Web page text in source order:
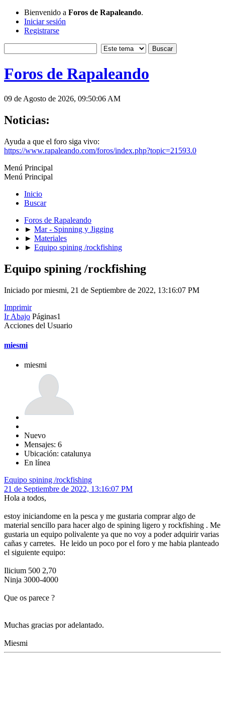
Bienvenido a Foros de Rapaleando.
Iniciar sesión
Registrarse
Foros de Rapaleando
09 de Agosto de 2026, 09:50:06 AM
Noticias:
Ayuda a que el foro siga vivo:
https://www.rapaleando.com/foros/index.php?topic=21593.0
Menú Principal
Menú Principal
Inicio
Buscar
Foros de Rapaleando
► Mar - Spinning y Jigging
► Materiales
► Equipo spining /rockfishing
Equipo spining /rockfishing
Iniciado por miesmi, 21 de Septiembre de 2022, 13:16:07 PM
Imprimir
Ir Abajo Páginas1
Acciones del Usuario
miesmi
miesmi
Nuevo
Mensajes: 6
Ubicación: catalunya
En línea
Equipo spining /rockfishing
21 de Septiembre de 2022, 13:16:07 PM
Hola a todos,
estoy iniciandome en la pesca y me gustaria comprar algo de
material sencillo para hacer algo de spining ligero y rockfishing . Me
gustaria un equipo polivalente ya que no voy a poder adquirir varias
cañas y carretes. He leido un poco por el foro y me habia planteado
el siguiente equipo:
Ilicium 500 2,70
Ninja 3000-4000
Que os parece ?
Muchas gracias por adelantado.
Miesmi